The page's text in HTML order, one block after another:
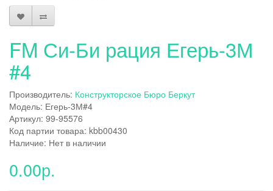
FM Си-Би рация Егерь-3М
#4
Производитель: Конструкторское Бюро Беркут
Модель: Егерь-3М#4
Артикул: 99-95576
Код партии товара: kbb00430
Наличие: Нет в наличии
0.00р.